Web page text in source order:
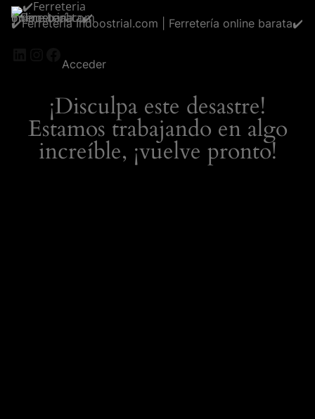
✔️Ferreteria Indoostrial.com | Ferretería online barata✔️
LinkedIn
Instagram
Facebook
Acceder
¡Disculpa este desastre!
Estamos trabajando en algo
increíble, ¡vuelve pronto!